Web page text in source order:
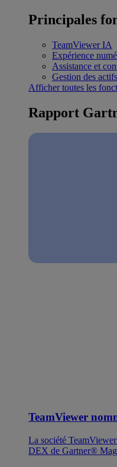
Principales
TeamViewer IA
Expérience
Assistance et
Gestion des
Afficher toutes les
Rapport
TeamViewer
La société
DEX de Gartner®